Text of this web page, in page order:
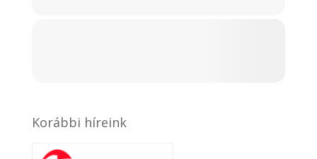
Korábbi híreink